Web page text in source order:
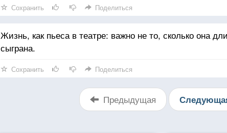
Сохранить Поделиться
Жизнь, как пьеса в театре: важно не то, сколько она
сыграна.
Сохранить Поделиться
Предыдущая